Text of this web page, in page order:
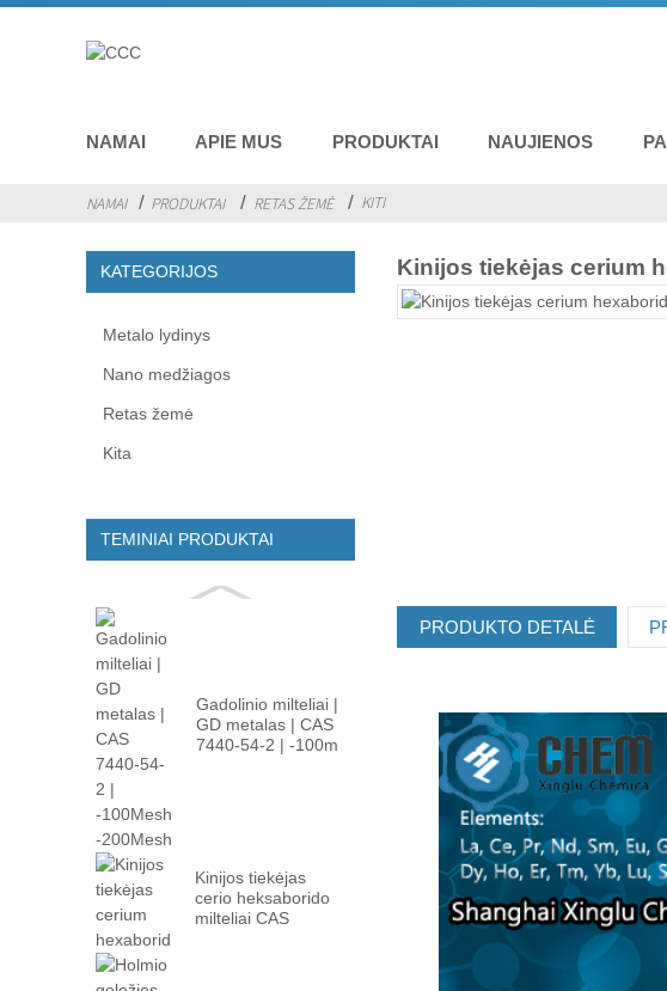
NAMAI APIE MUS PRODUKTAI NAUJIENOS
NAMAI PRODUKTAI RETAS ŽEMĖ KITI
KATEGORIJOS
Metalo lydinys
Nano medžiagos
Retas žemė
Kita
TEMINIAI PRODUKTAI
Gadolinio milteliai |
GD metalas | CAS
7440-54-2 | -100m
Kinijos tiekėjas
cerio heksaborido
milteliai CAS
Kinijos tiekėjas cerium
PRODUKTO DETALĖ